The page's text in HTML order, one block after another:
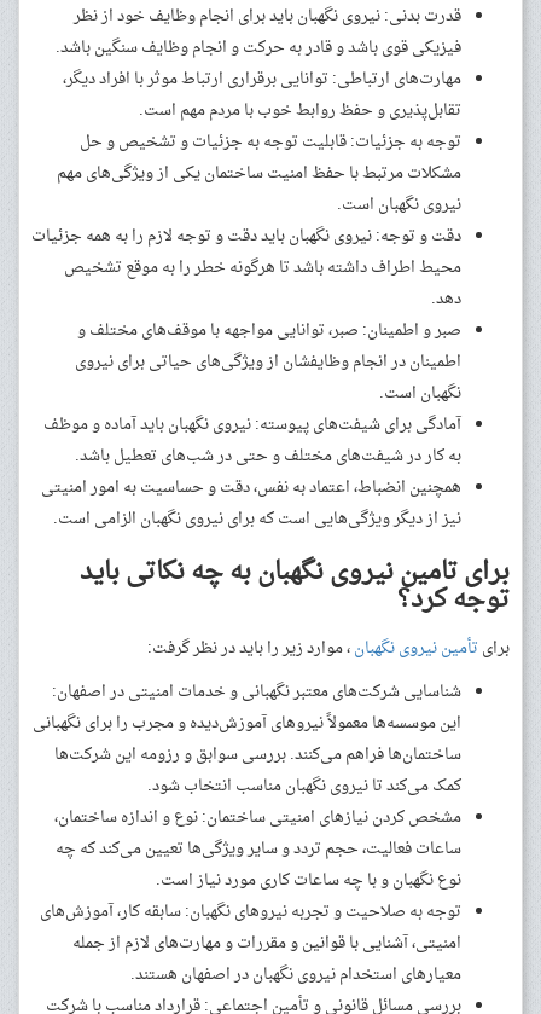
قدرت بدنی: نیروی نگهبان باید برای انجام وظایف خود از نظر
فیزیکی قوی باشد و قادر به حرکت و انجام وظایف سنگین باشد.
مهارت‌های ارتباطی: توانایی برقراری ارتباط موثر با افراد دیگر،
تقابل‌پذیری و حفظ روابط خوب با مردم مهم است.
توجه به جزئیات: قابلیت توجه به جزئیات و تشخیص و حل
مشکلات مرتبط با حفظ امنیت ساختمان یکی از ویژگی‌های مهم
نیروی نگهبان است.
دقت و توجه: نیروی نگهبان باید دقت و توجه لازم را به همه جزئیات
محیط اطراف داشته باشد تا هرگونه خطر را به موقع تشخیص
دهد.
صبر و اطمینان: صبر، توانایی مواجهه با موقف‌های مختلف و
اطمینان در انجام وظایفشان از ویژگی‌های حیاتی برای نیروی
نگهبان است.
آمادگی برای شیفت‌های پیوسته: نیروی نگهبان باید آماده و موظف
به کار در شیفت‌های مختلف و حتی در شب‌های تعطیل باشد.
همچنین انضباط، اعتماد به نفس، دقت و حساسیت به امور امنیتی
نیز از دیگر ویژگی‌هایی است که برای نیروی نگهبان الزامی است.
برای تامین نیروی نگهبان به چه نکاتی باید
توجه کرد؟
برای تأمین نیروی نگهبان، موارد زیر را باید در نظر گرفت:
شناسایی شرکت‌های معتبر نگهبانی و خدمات امنیتی در اصفهان:
این موسسه‌ها معمولاً نیروهای آموزش‌دیده و مجرب را برای نگهبانی
ساختمان‌ها فراهم می‌کنند. بررسی سوابق و رزومه این شرکت‌ها
کمک می‌کند تا نیروی نگهبان مناسب انتخاب شود.
مشخص کردن نیازهای امنیتی ساختمان: نوع و اندازه ساختمان،
ساعات فعالیت، حجم تردد و سایر ویژگی‌ها تعیین می‌کند که چه
نوع نگهبان و با چه ساعات کاری مورد نیاز است.
توجه به صلاحیت و تجربه نیروهای نگهبان: سابقه کار، آموزش‌های
امنیتی، آشنایی با قوانین و مقررات و مهارت‌های لازم از جمله
معیارهای استخدام نیروی نگهبان در اصفهان هستند.
بررسی مسائل قانونی و تأمین اجتماعی: قرارداد مناسب با شرکت